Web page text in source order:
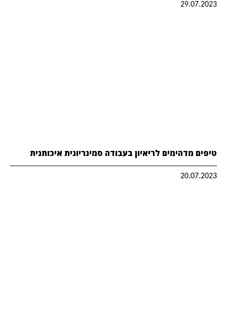
29.07.2023
טיפים מדהימים לריאיון בעבודה סמינריונית איכותנית
20.07.2023